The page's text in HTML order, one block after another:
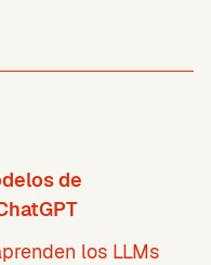
de
los LLMs